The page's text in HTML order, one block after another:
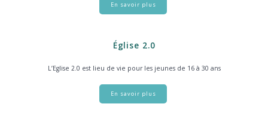
En savoir plus
Église 2.0
L’Eglise 2.0 est lieu de vie pour les jeunes de 16 à 30 ans
En savoir plus